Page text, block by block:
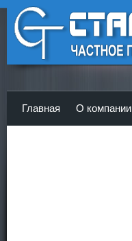
ЧП Сталкер - Главная
Главная О компании